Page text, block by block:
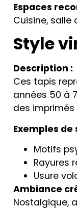
Espaces
Cuisine, salle
Style
Description :
Ces tapis
années 50 à
des
Exemples de
Motifs
Rayures
Usure
Ambiance
Nostalgique,